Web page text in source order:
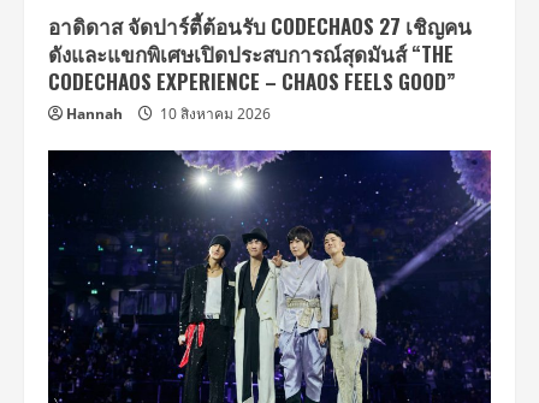
อาดิดาส จัดปาร์ตี้ต้อนรับ CODECHAOS 27 เชิญคน
ดังและแขกพิเศษเปิดประสบการณ์สุดมันส์ “THE
CODECHAOS EXPERIENCE – CHAOS FEELS GOOD”
Hannah 10 สิงหาคม 2026